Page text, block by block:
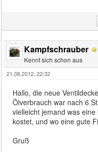
Kampfschrauber
Kennt sich schon aus
21.08.2012, 22:32
Hallo, die neue
Ölverbrauch war nach 6
vielleicht jemand was
kostet, und wo eine gute
Gruß